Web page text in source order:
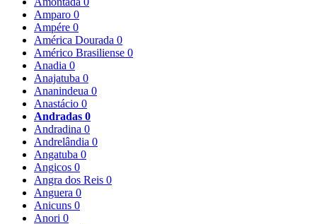
Amparo 0
Ampére 0
América Dourada 0
Américo Brasiliense 0
Anadia 0
Anajatuba 0
Ananindeua 0
Anastácio 0
Andradas 0
Andradina 0
Andrelândia 0
Angatuba 0
Angicos 0
Angra dos Reis 0
Anguera 0
Anicuns 0
Anori 0